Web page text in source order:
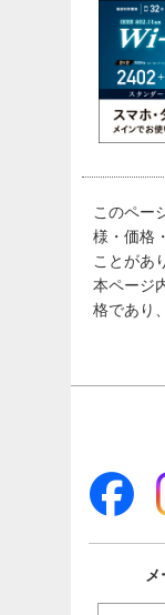
このペー
様・価格
ことがあ
本ページ
格であり